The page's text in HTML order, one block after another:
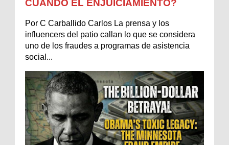
CUÁNDO EL ENJUICIAMIENTO?
Por C Carballido Carlos La prensa y los
influencers del patio callan lo que se considera
uno de los fraudes a programas de asistencia
social...